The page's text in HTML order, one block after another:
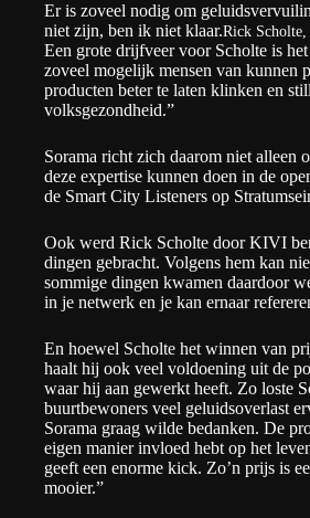
Er is zoveel nodig om
niet zijn, ben ik niet klaar.Rick Scholte,
Een grote drijfveer voor Scholte is
zoveel mogelijk mensen van kunnen
producten beter te laten klinken en
volksgezondheid.”
Sorama richt zich daarom niet alleen
deze expertise kunnen doen in de
de Smart City Listeners op
Ook werd Rick Scholte door KIVI
dingen gebracht. Volgens hem kan
sommige dingen kwamen daardoor
in je netwerk en je kan ernaar
En hoewel Scholte het winnen van
haalt hij ook veel voldoening uit de
waar hij aan gewerkt heeft. Zo loste
buurtbewoners veel geluidsoverlast
Sorama graag wilde bedanken. De
eigen manier invloed hebt op het
geeft een enorme kick. Zo’n prijs is
mooier.”